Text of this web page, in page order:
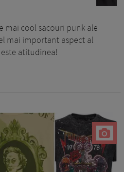
mai cool sacouri punk ale
mai important aspect al
atitudinea!